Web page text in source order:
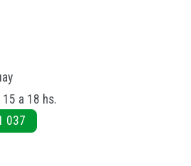
a 18 hs.
037